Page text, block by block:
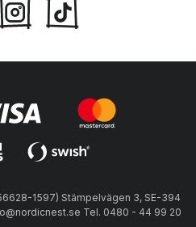
1597) Stämpelvägen 3, SE-394
Tel. 0480 - 44 99 20